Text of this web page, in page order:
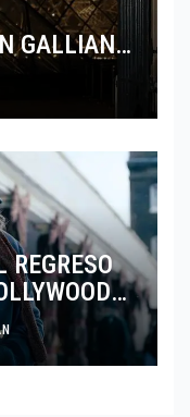
GALLIANO
DEL REY
REGRESO